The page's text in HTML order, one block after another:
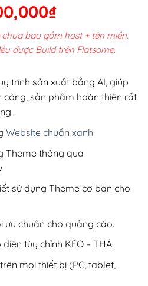
₫Giá
hiện
tại
200,000₫.
bao gồm host + tên miền.
được Build trên Flatsome.
trình sản xuất bằng AI, giúp
công, sản phẩm hoàn thiện rất
Website chuẩn xanh
Theme thông qua
sử dụng Theme cơ bản cho
ưu chuẩn cho quảng cáo.
tùy chỉnh KÉO – THẢ.
mọi thiết bị (PC, tablet,